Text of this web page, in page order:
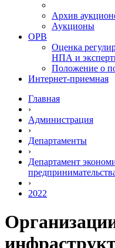
Архив
Аукционы
ОРВ
Оценка
НПА и
Положение о
Интернет-приемная
Главная
›
Администрация
›
Департаменты
›
Департамент
›
2022